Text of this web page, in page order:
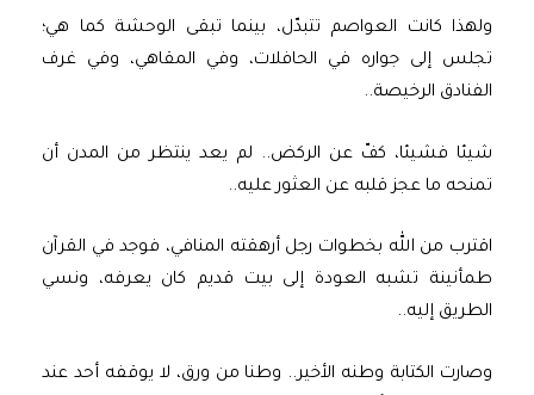
ولهذا كانت العواصم تتبدّل، بينما تبقى الوحشة كما هي؛
تجلس إلى جواره في الحافلات، وفي المقاهي، وفي غرف
الفنادق الرخيصة..
شيئا فشيئا، كفّ عن الركض.. لم يعد ينتظر من المدن أن
تمنحه ما عجز قلبه عن العثور عليه..
اقترب من الله بخطوات رجل أرهقته المنافي، فوجد في القرآن
طمأنينة تشبه العودة إلى بيت قديم كان يعرفه، ونسي
الطريق إليه..
وصارت الكتابة وطنه الأخير.. وطنا من ورق، لا يوقفه أحد عند